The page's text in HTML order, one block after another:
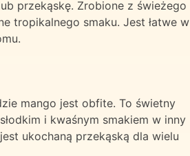
przekąskę. Zrobione z świeżego
tropikalnego smaku. Jest łatwe w
mango jest obfite. To świetny
i kwaśnym smakiem w inny
ukochaną przekąską dla wielu